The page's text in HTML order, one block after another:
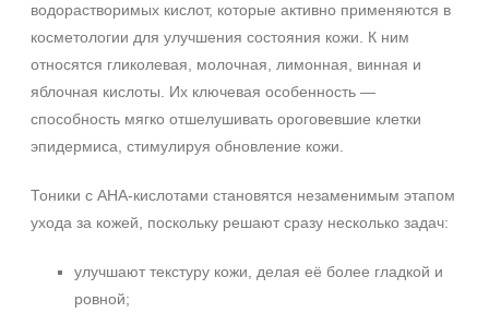
Восстановление
Матирование
Назначение против
Акне
Воспаление
Показать еще
водорастворимых кислот, которые активно применяются в
косметологии для улучшения состояния кожи. К ним
относятся гликолевая, молочная, лимонная, винная и
яблочная кислоты. Их ключевая особенность —
способность мягко отшелушивать ороговевшие клетки
эпидермиса, стимулируя обновление кожи.
Тоники с AHA‑кислотами становятся незаменимым этапом
ухода за кожей, поскольку решают сразу несколько задач:
улучшают текстуру кожи, делая её более гладкой и
ровной;